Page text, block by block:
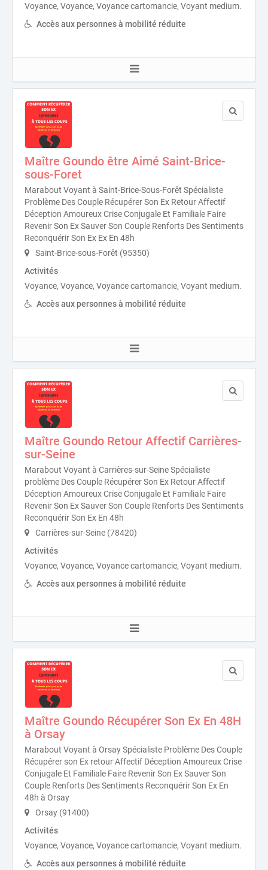
Voyance, Voyance, Voyance cartomancie, Voyant medium.
Accès aux personnes à mobilité réduite
Maître Goundo être Aimé Saint-Brice-
sous-Foret
Marabout Voyant à Saint-Brice-Sous-Forêt Spécialiste
Problème Des Couple Récupérer Son Ex Retour Affectif
Déception Amoureux Crise Conjugale Et Familiale Faire
Revenir Son Ex Sauver Son Couple Renforts Des Sentiments
Reconquérir Son Ex Ex En 48h
Saint-Brice-sous-Forêt (95350)
Activités
Voyance, Voyance, Voyance cartomancie, Voyant medium.
Accès aux personnes à mobilité réduite
Maître Goundo Retour Affectif Carrières-
sur-Seine
Marabout Voyant à Carrières-sur-Seine Spécialiste
problème Des Couple Récupérer Son Ex Retour Affectif
Déception Amoureux Crise Conjugale Et Familiale Faire
Revenir Son Ex Sauver Son Couple Renforts Des Sentiments
Reconquérir Son Ex En 48h
Carrières-sur-Seine (78420)
Activités
Voyance, Voyance, Voyance cartomancie, Voyant medium.
Accès aux personnes à mobilité réduite
Maître Goundo Récupérer Son Ex En 48H
à Orsay
Marabout Voyant à Orsay Spécialiste Problème Des Couple
Récupérer son Ex retour Affectif Déception Amoureux Crise
Conjugale Et Familiale Faire Revenir Son Ex Sauver Son
Couple Renforts Des Sentiments Reconquérir Son Ex En
48h à Orsay
Orsay (91400)
Activités
Voyance, Voyance, Voyance cartomancie, Voyant medium.
Accès aux personnes à mobilité réduite